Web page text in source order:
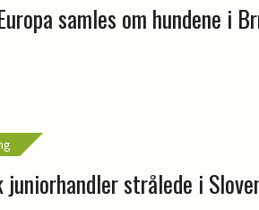
samles om hundene i
juniorhandler strålede i